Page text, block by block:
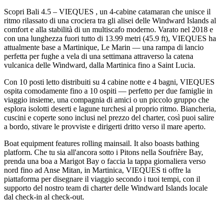
Scopri Bali 4.5 – VIEQUES , un 4-cabine catamaran che unisce il
ritmo rilassato di una crociera tra gli alisei delle Windward Islands al
comfort e alla stabilità di un multiscafo moderno. Varato nel 2018 e
con una lunghezza fuori tutto di 13.99 metri (45.9 ft), VIEQUES ha
attualmente base a Martinique, Le Marin — una rampa di lancio
perfetta per fughe a vela di una settimana attraverso la catena
vulcanica delle Windward, dalla Martinica fino a Saint Lucia.
Con 10 posti letto distribuiti su 4 cabine notte e 4 bagni, VIEQUES
ospita comodamente fino a 10 ospiti — perfetto per due famiglie in
viaggio insieme, una compagnia di amici o un piccolo gruppo che
esplora isolotti deserti e lagune turchesi al proprio ritmo. Biancheria,
cuscini e coperte sono inclusi nel prezzo del charter, così puoi salire
a bordo, stivare le provviste e dirigerti dritto verso il mare aperto.
Boat equipment features rolling mainsail. It also boasts bathing
platform. Che tu sia all'ancora sotto i Pitons nella Soufrière Bay,
prenda una boa a Marigot Bay o faccia la tappa giornaliera verso
nord fino ad Anse Mitan, in Martinica, VIEQUES ti offre la
piattaforma per disegnare il viaggio secondo i tuoi tempi, con il
supporto del nostro team di charter delle Windward Islands locale
dal check-in al check-out.